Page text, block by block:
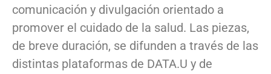
comunicación y divulgación orientado a
promover el cuidado de la salud. Las piezas,
de breve duración, se difunden a través de las
distintas plataformas de DATA.U y de